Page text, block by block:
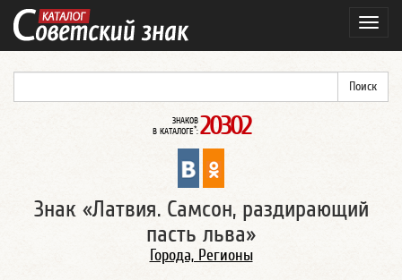
ЗНАКОВ
В КАТАЛОГЕ*: 20302
Знак «Латвия. Самсон, раздирающий
пасть льва»
Города, Регионы